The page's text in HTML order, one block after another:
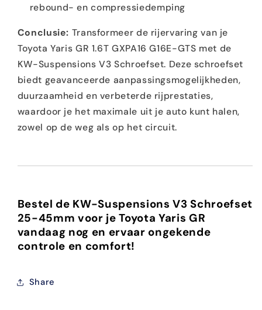
rebound- en compressiedemping
Conclusie: Transformeer de rijervaring van je
Toyota Yaris GR 1.6T GXPA16 G16E-GTS met de
KW-Suspensions V3 Schroefset. Deze schroefset
biedt geavanceerde aanpassingsmogelijkheden,
duurzaamheid en verbeterde rijprestaties,
waardoor je het maximale uit je auto kunt halen,
zowel op de weg als op het circuit.
Bestel de KW-Suspensions V3 Schroefset
25-45mm voor je Toyota Yaris GR
vandaag nog en ervaar ongekende
controle en comfort!
Share